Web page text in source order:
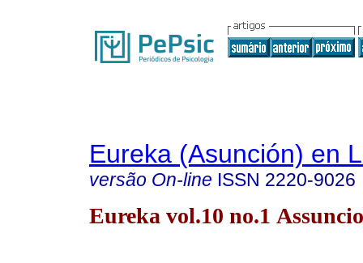
Eureka (Asunción) en
versão On-line ISSN 2220-9026
Eureka vol.10 no.1